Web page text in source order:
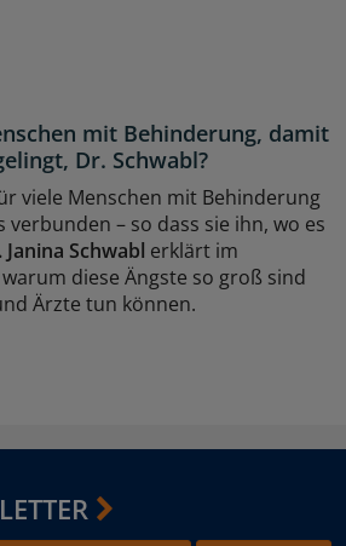
mit Behinderung, damit
Dr. Schwabl?
viele Menschen mit Behinderung
verbunden – so dass sie ihn, wo es
Janina Schwabl erklärt im
warum diese Ängste so groß sind
Ärzte tun können.